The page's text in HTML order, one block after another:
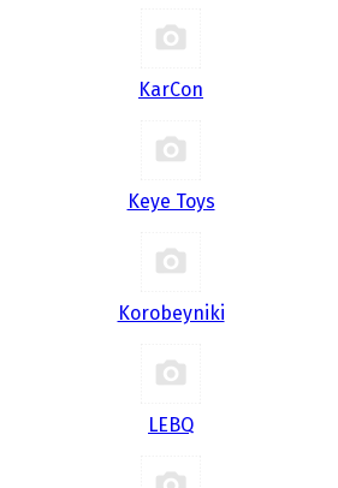
KarCon
Keye Toys
Korobeyniki
LEBQ